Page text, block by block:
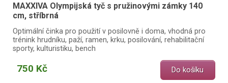
MAXXIVA Olympijská tyč s pružinovými zámky 140
cm, stříbrná
Optimální činka pro použití v posilovně i doma, vhodná pro
trénink hrudníku, paží, ramen, krku, posilování, rehabilitační
sporty, kulturistiku, bench
750 Kč Do košíku